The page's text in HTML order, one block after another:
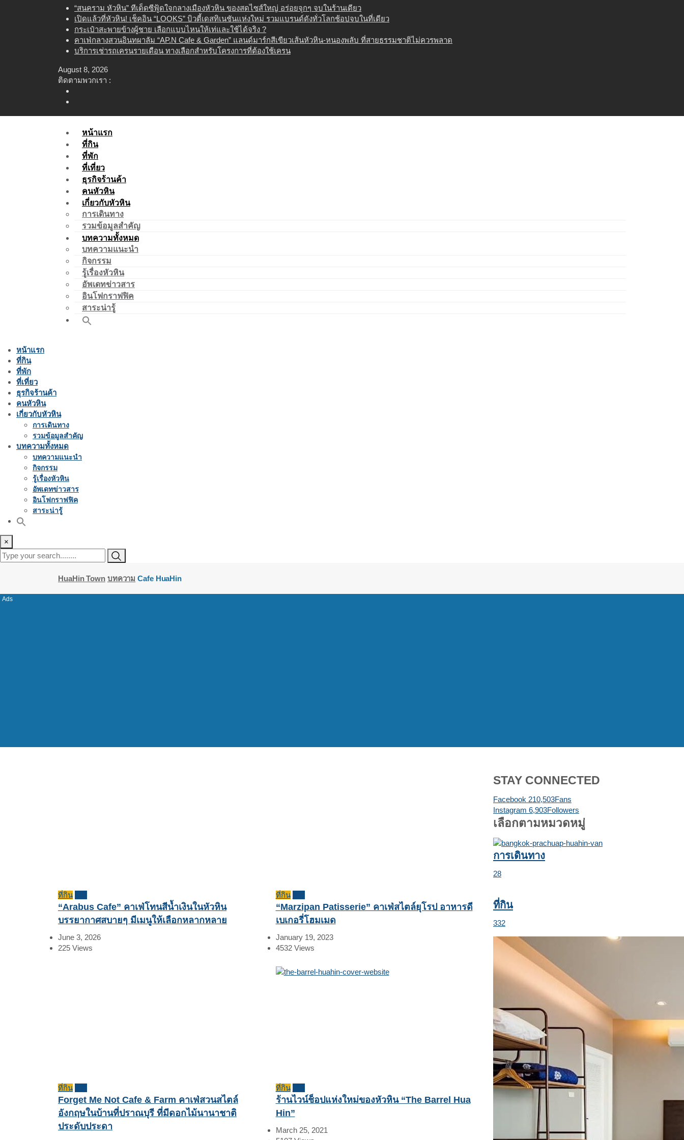
“สนคราม หัวหิน” ทีเด็ดซีฟู้ดใจกลางเมืองหัวหิน ของสดไซส์ใหญ่ อร่อยจุกๆ จบในร้านเดียว
เปิดแล้วที่หัวหิน! เช็คอิน “LOOKS” บิวตี้เดสทิเนชันแห่งใหม่ รวมแบรนด์ดังทั่วโลกช้อปจบในที่เดียว
กระเป๋าสะพายข้างผู้ชาย เลือกแบบไหนให้เท่และใช้ได้จริง ?
คาเฟ่กลางสวนอินทผาลัม “AP.N Cafe & Garden” แลนด์มาร์กสีเขียวเส้นหัวหิน-หนองพลับ ที่สายธรรมชาติไม่ควรพลาด
บริการเช่ารถเครนรายเดือน ทางเลือกสำหรับโครงการที่ต้องใช้เครน
August 8, 2026
ติดตามพวกเรา :
หน้าแรก
ที่กิน
ที่พัก
ที่เที่ยว
ธุรกิจร้านค้า
คนหัวหิน
เกี่ยวกับหัวหิน
การเดินทาง
รวมข้อมูลสำคัญ
บทความทั้งหมด
บทความแนะนำ
กิจกรรม
รู้เรื่องหัวหิน
อัพเดทข่าวสาร
อินโฟกราฟฟิค
สาระน่ารู้
หน้าแรก
ที่กิน
ที่พัก
ที่เที่ยว
ธุรกิจร้านค้า
คนหัวหิน
เกี่ยวกับหัวหิน
การเดินทาง
รวมข้อมูลสำคัญ
บทความทั้งหมด
บทความแนะนำ
กิจกรรม
รู้เรื่องหัวหิน
อัพเดทข่าวสาร
อินโฟกราฟฟิค
สาระน่ารู้
×
HuaHin Town บทความ Cafe HuaHin
ที่กิน
“Arabus Cafe” คาเฟ่โทนสีน้ำเงินในหัวหิน
บรรยากาศสบายๆ มีเมนูให้เลือกหลากหลาย
June 3, 2026
225 Views
ที่กิน
“Marzipan Patisserie” คาเฟ่สไตล์ยุโรป อาหารดี
เบเกอรี่โฮมเมด
January 19, 2023
4532Views
ที่กิน
Forget Me Not Cafe & Farm คาเฟ่สวนสไตล์
อังกฤษในบ้านที่ปราณบุรี ที่มีดอกไม้นานาชาติ
ประดับประดา
ที่กิน
ร้านไวน์ช็อปแห่งใหม่ของหัวหิน “The Barrel Hua
Hin”
March 25, 2021
STAY CONNECTED
Facebook 210,503Fans
Instagram 6,903Followers
เลือกตามหมวดหมู่
การเดินทาง
28
ที่กิน
332